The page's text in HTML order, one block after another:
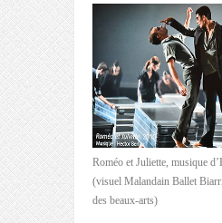
Roméo et Juliette, musique
(visuel Malandain Ballet
des beaux-arts)